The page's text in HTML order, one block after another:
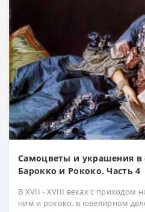
Самоцветы и украшения в
Барокко и Рококо. Часть 4
В XVII - XVIII веках с приходом
ним и рококо, в ювелирном